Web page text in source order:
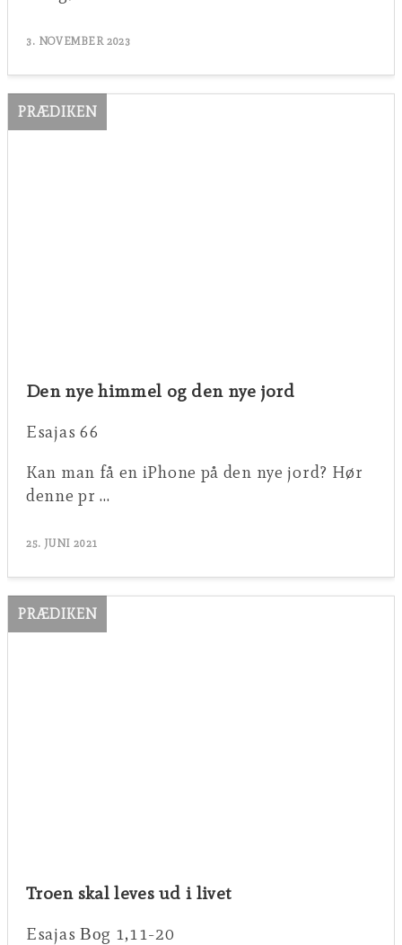
3. NOVEMBER 2023
PRÆDIKEN
Den nye himmel og den nye jord
Esajas 66
Kan man få en iPhone på den nye jord? Hør
denne pr …
25. JUNI 2021
PRÆDIKEN
Troen skal leves ud i livet
Esajas Βοg 1,11-20